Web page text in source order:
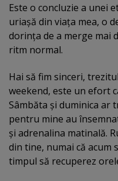
Este o concluzie a unei
uriaşă din viaţa mea, o
dorinţa de a merge mai
ritm normal.
Hai să fim sinceri,
weekend, este un efort
Sâmbăta şi duminica ar
pentru mine au
şi adrenalina matinală.
din tine, numai că acum
timpul să recuperez